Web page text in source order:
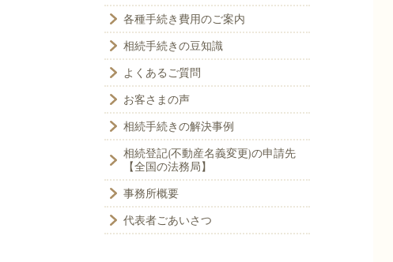
各種手続き費用のご案内
相続手続きの豆知識
よくあるご質問
お客さまの声
相続手続きの解決事例
相続登記(不動産名義変更)の申請先
【全国の法務局】
事務所概要
代表者ごあいさつ